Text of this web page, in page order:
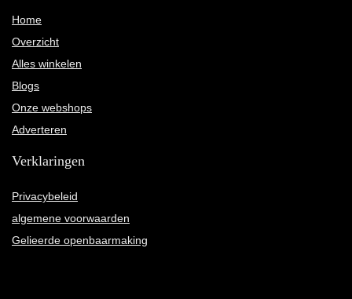
Home
Overzicht
Alles winkelen
Blogs
Onze webshops
Adverteren
Verklaringen
Privacybeleid
algemene voorwaarden
Gelieerde openbaarmaking